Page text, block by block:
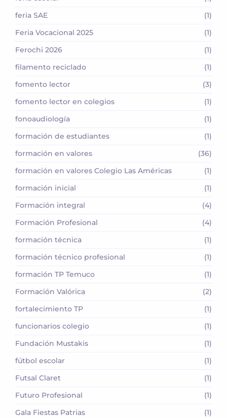
feria SAE
(1)
Feria Vocacional 2025
(1)
Ferochi 2026
(1)
filamento reciclado
(1)
fomento lector
(3)
fomento lector en colegios
(1)
fonoaudiología
(1)
formación de estudiantes
(1)
formación en valores
(36)
formación en valores Colegio Las Américas
(1)
formación inicial
(1)
Formación integral
(4)
Formación Profesional
(4)
formación técnica
(1)
formación técnico profesional
(1)
formación TP Temuco
(1)
Formación Valórica
(2)
fortalecimiento TP
(1)
funcionarios colegio
(1)
Fundación Mustakis
(1)
fútbol escolar
(1)
Futsal Claret
(1)
Futuro Profesional
(1)
Gala Fiestas Patrias
(1)